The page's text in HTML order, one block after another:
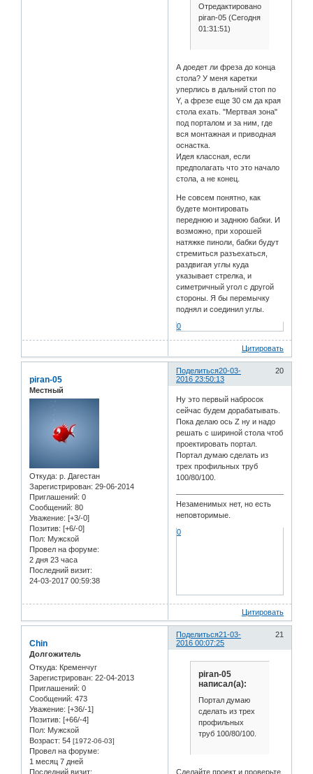
Отредактировано
piran-05 (Сегодня
01:31:51)
А доедет ли фреза до конца
стола? У меня каретки
уперлись в дальний стоп по
Y, а фрезе еще 30 см да края
стола ехать. "Мертвая зона"
под порталом и за ним, где
вся монтажная и приводная
оснастка.
Идея классная, если
предполагать что это начало
стола, а не конец.
Не совсем понятно, как
будете монтировать
переднюю и заднюю бабки. И
возможно, при хорошей
натяжке пиноли, бабки будут
стремиться разъехаться,
раздвигая углы куда
указывает стрелка, и
симетричный угол с другой
стороны. Я бы перемычку
поднял и соединил углы.
0
Цитировать
Поделиться 20
20-03-
2016 23:50:13
piran-05
Местный
Откуда: р. Дагестан
Зарегистрирован: 29-06-2014
Приглашений: 0
Сообщений: 80
Уважение: [+3/-0]
Позитив: [+6/-0]
Пол: Мужской
Провел на форуме:
2 дня 23 часа
Последний визит:
24-03-2017 00:59:38
Ну это первый набросок
сейчас будем дорабатывать.
Пока делаю ось Z ну и надо
решать с шириной стола чтоб
проектировать портал.
Портал думаю сделать из
трех профильных труб
100/80/100.
Незаменимых нет, но есть
неповторимые.
0
Цитировать
Поделиться 21
21-03-
2016 00:07:25
Chin
Долгожитель
Откуда: Кременчуг
Зарегистрирован: 22-04-2013
Приглашений: 0
Сообщений: 473
Уважение: [+36/-1]
Позитив: [+66/-4]
Пол: Мужской
Возраст: 54 [1972-06-03]
Провел на форуме:
1 месяц 7 дней
Последний визит:
piran-05
написал(а):
Портал думаю
сделать из трех
профильных
труб 100/80/100.
Сделайте проект и проверьте